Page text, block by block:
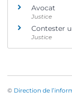
Avocat
Justice
Contester
Justice
© Direction de